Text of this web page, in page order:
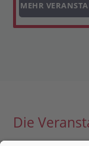
MEHR
Die